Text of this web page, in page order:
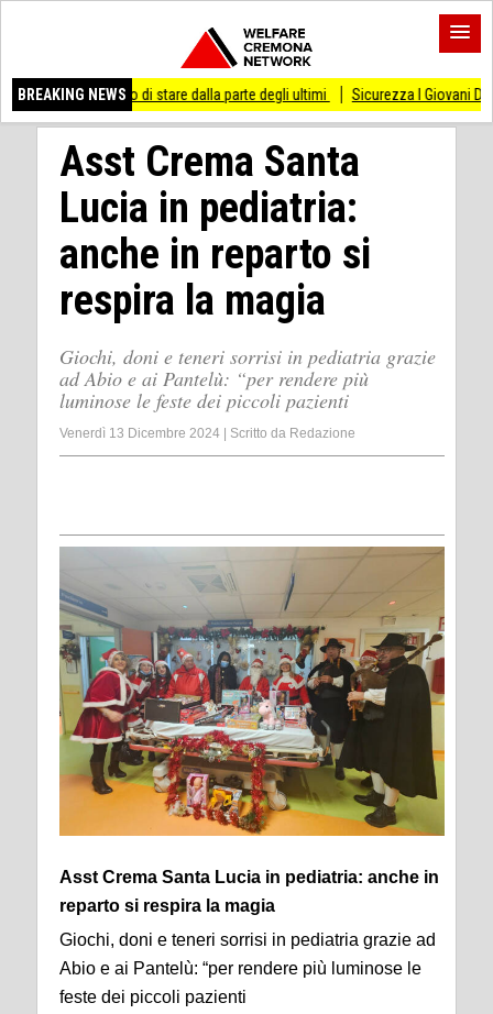
BREAKING NEWS
di stare dalla parte degli ultimi Sicurezza I Giovani Democratici
Asst Crema Santa
Lucia in pediatria:
anche in reparto si
respira la magia
Giochi, doni e teneri sorrisi in pediatria grazie
ad Abio e ai Pantelù: “per rendere più
luminose le feste dei piccoli pazienti
Venerdì 13 Dicembre 2024 Scritto da Redazione
Asst Crema Santa Lucia in pediatria: anche in
reparto si respira la magia
Giochi, doni e teneri sorrisi in pediatria grazie ad
Abio e ai Pantelù: “per rendere più luminose le
feste dei piccoli pazienti